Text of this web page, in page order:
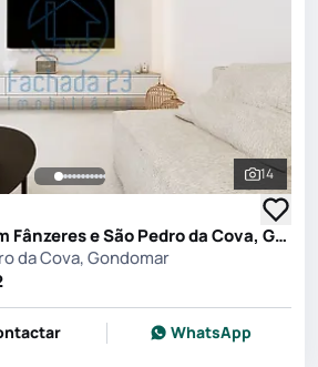
Ver
14
Apartamento T2 em Fânzeres e São Pedro da Cova, Gondomar
da Cova, Gondomar
WhatsApp